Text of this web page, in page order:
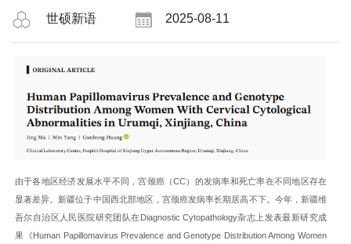
世硕新语 2025-08-11
由于各地区经济发展水平不同，宫颈癌（CC）的发病率和死亡率在不同地区存在
显著差异。新疆位于中国西北部地区，宫颈癌发病率长期居高不下。今年，新疆维
吾尔自治区人民医院研究团队在Diagnostic Cytopathology杂志上发表最新研究成
果《Human Papillomavirus Prevalence and Genotype Distribution Among Women